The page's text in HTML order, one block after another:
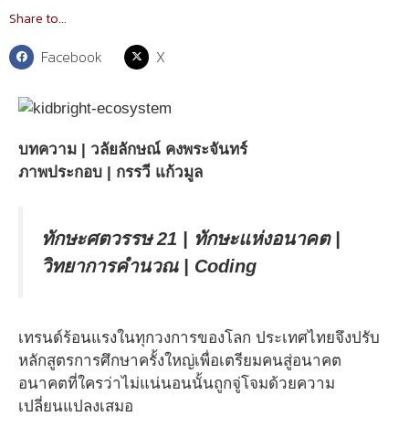
Share to...
Facebook X
บทความ | วลัยลักษณ์ คงพระจันทร์
ภาพประกอบ | กรรวี แก้วมูล
ทักษะศตวรรษ 21 | ทักษะแห่งอนาคต |
วิทยาการคำนวณ | Coding
เทรนด์ร้อนแรงในทุกวงการของโลก ประเทศไทยจึงปรับ
หลักสูตรการศึกษาครั้งใหญ่เพื่อเตรียมคนสู่อนาคต
อนาคตที่ใครว่าไม่แน่นอนนั้นถูกจู่โจมด้วยความ
เปลี่ยนแปลงเสมอ